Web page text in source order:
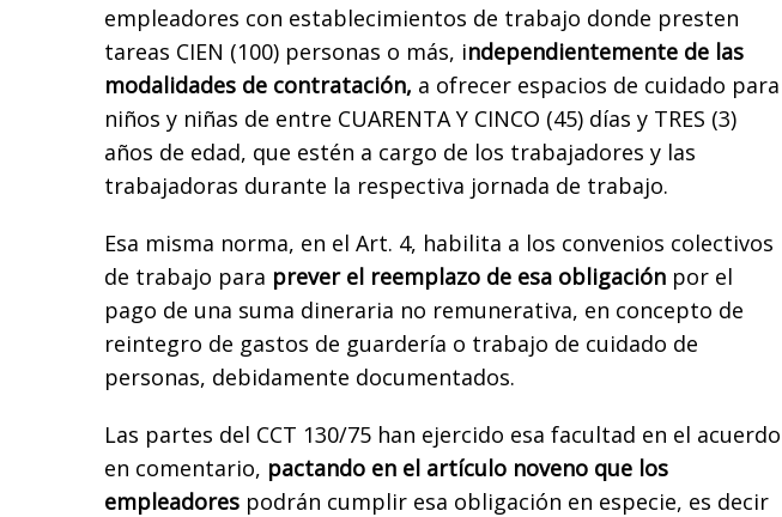
empleadores con establecimientos de trabajo donde presten
tareas CIEN (100) personas o más, independientemente de las
modalidades de contratación, a ofrecer espacios de cuidado para
niños y niñas de entre CUARENTA Y CINCO (45) días y TRES (3)
años de edad, que estén a cargo de los trabajadores y las
trabajadoras durante la respectiva jornada de trabajo.
Esa misma norma, en el Art. 4, habilita a los convenios colectivos
de trabajo para prever el reemplazo de esa obligación por el
pago de una suma dineraria no remunerativa, en concepto de
reintegro de gastos de guardería o trabajo de cuidado de
personas, debidamente documentados.
Las partes del CCT 130/75 han ejercido esa facultad en el acuerdo
en comentario, pactando en el artículo noveno que los
empleadores podrán cumplir esa obligación en especie, es decir